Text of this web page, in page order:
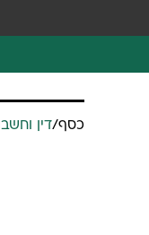
כסף/דין וחשבון